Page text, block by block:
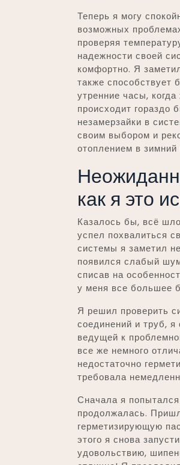
Теперь я могу
возможных
проверяя
надежности своей
комфортно. Я
также способствует
утренние часы,
происходит гораздо
незамерзайки в
своим выбором и
отоплением в зимний
как я это
Казалось бы, всё
успел похвалиться
системы я заметил
появился слабый
списав на
у меня все большее
Я решил проверить
соединений и труб,
ведущей к
все же немного
недостаточно
требовала
Сначала я
продолжалась.
герметизирующую
этого я снова
удовольствию,